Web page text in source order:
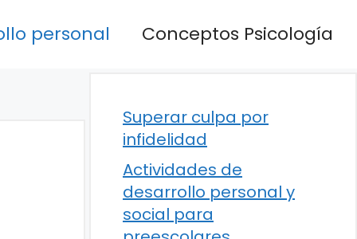
personal Conceptos Psicología
Superar culpa por
infidelidad
Actividades de
desarrollo personal y
social para